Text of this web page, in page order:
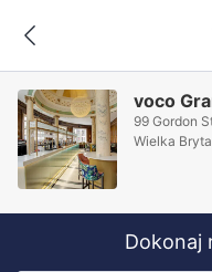
voco
99 Gordon
Wielka
Dokonaj